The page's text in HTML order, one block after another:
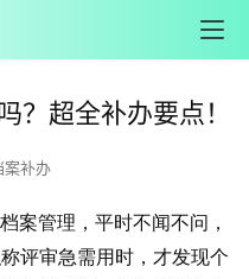
？超全补办要点！
案补办
案管理，平时不闻不问，
评审急需用时，才发现个